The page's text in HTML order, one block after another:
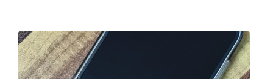
วัชรพล, รามอินทรา, รวมถึง บางนา, บางพลี, เกษตรนวมินทร์, เสนานิคม,
วังหินไม่ว่าคุณจะต้องการ รับซื้อโทรศัพท์, รับซื้อแมคบุค, รับซื้อโน๊ตบุ๊ค, รับ
ซื้อแท็บเล็ต, หรือบริการอื่นๆ เกี่ยวกับสินค้าไอที กรุงเทพฯ – เราพร้อมให้
บริการครบวงจร บริการของเรา เราให้บริการแบบครบวงจรสำหรับลูกค้าที่
รวดเร็วที่สุด ที่ “รับซื้อขายมือถือ.com” เราเข้าใจดีว่าอุปกรณ์แต่ละชิ้นไม่ใช่
แค่เครื่องใช้ไฟฟ้า แต่เป็นทรัพย์สินที่มีมูลค่า คุณอาจต้องการเปลี่ยนรุ่น หรือ
ต้องการเงินด่วน เราจึงมอบบริการประเมินสภาพเครื่อง ฟรี ปราบปราม
ความยุ่งยากทั้งหลาย โดยเน้น โปร่งใส มั่นใจได้ และจ่ายเงินทันทีเมื่อตกลง
แจ้งวัฒนะ บางแค วัชรพล รามอินทรา รับซื้อสินค้าไอทีแจ้งวัฒนะ — รับซื้อ
โทรศัพท์, รับซื้อแมคบุค, รับซื้อโน๊ตบุ๊ค, รับซื้อแท็บเล็ต, หรือบริการอื่นๆ เกี่ยว
กับสินค้าไอที กรุงเทพฯ เราพร้อมให้บริการครบวงจร รับซื้อสินค้าไอที
แจ้งวัฒนะ รับซื้อโทรศัพท์, รับซื้อแมคบุค, รับซื้อโน๊ตบุ๊ค, รับซื้อแท็บเล็ต, หรือ